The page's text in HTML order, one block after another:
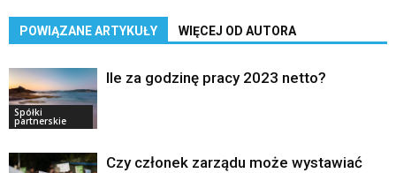
POWIĄZANE ARTYKUŁY WIĘCEJ OD AUTORA
Spółki
partnerskie
Ile za godzinę pracy 2023 netto?
Czy członek zarządu może wystawiać